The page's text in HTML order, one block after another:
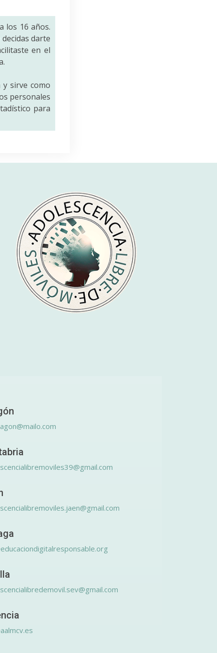
los 16 años.
darte
en el
y sirve como
personales
para